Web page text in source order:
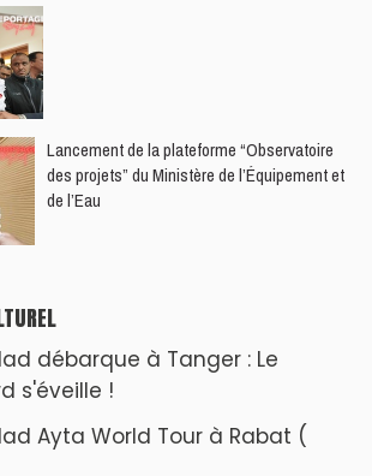
PLUS RÉCENTS
دِيمَا المَغرِب Clip
allez ! Ramenez-nous cette
!
Blues
bien, qui ormuzera le
à Marrakech une